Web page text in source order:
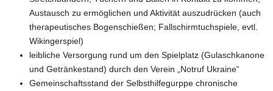
Austausch zu ermöglichen und Aktivität auszudrücken (auch
therapeutisches Bogenschießen; Fallschirmtuchspiele, evtl.
Wikingerspiel)
leibliche Versorgung rund um den Spielplatz (Gulaschkanone
und Getränkestand) durch den Verein „Notruf Ukraine“
Gemeinschaftsstand der Selbsthilfegurppe chronische